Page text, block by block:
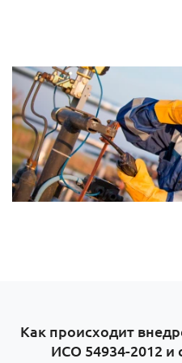
Как происходит
ИСО 54934-2012 и